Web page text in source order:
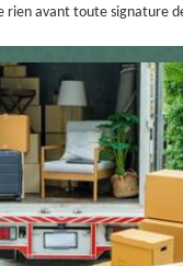
rien avant toute signature